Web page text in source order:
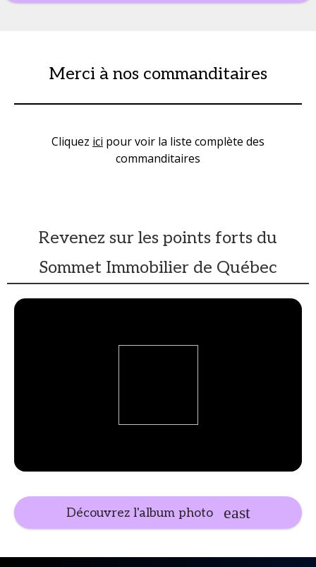
Merci à nos commanditaires
Cliquez ici pour voir la liste complète des
commanditaires
Revenez sur les points forts du
Sommet Immobilier de Québec
Découvrez l'album photo